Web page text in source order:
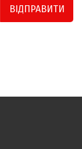
ВІДПРАВИТИ